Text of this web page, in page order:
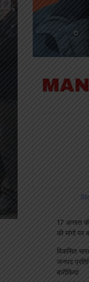
17 अगस्त
की मांगों पर
विकसित
जनपद
बारीकियां